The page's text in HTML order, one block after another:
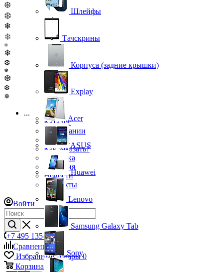
❆
❆
❄
❄
❄
❄
❆
❅
❆
❆
❅
...
Каталог
О компании
Бренды
Как заказать?
Доставка
Гарантия
Новости
Контакты
Войти
+7 495 135-39-43
Сравнение0
Избранные товары 0
Корзина
Шлейфы
Тачскрины
Корпуса (задние крышки)
Explay
Acer
ASUS
Huawei
Lenovo
Samsung Galaxy Tab
Sony